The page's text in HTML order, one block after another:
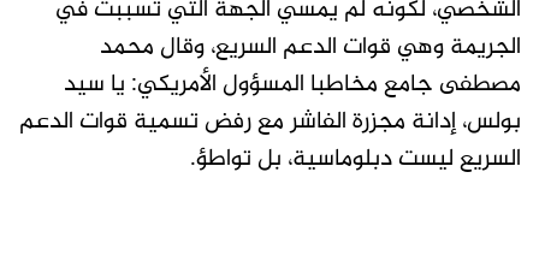
الشخصي، لكونه لم يمسي الجهة التي تسببت في
الجريمة وهي قوات الدعم السريع، وقال محمد
مصطفى جامع مخاطبا المسؤول الأمريكي: يا سيد
بولس، إدانة مجزرة الفاشر مع رفض تسمية قوات الدعم
السريع ليست دبلوماسية، بل تواطؤ.